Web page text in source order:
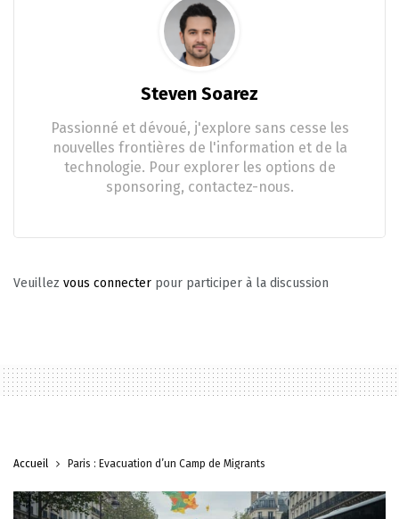
Steven Soarez
Passionné et dévoué, j'explore sans cesse les
nouvelles frontières de l'information et de la
technologie. Pour explorer les options de
sponsoring, contactez-nous.
Veuillez vous connecter pour participer à la discussion
Accueil Paris : Évacuation d’un Camp de Migrants